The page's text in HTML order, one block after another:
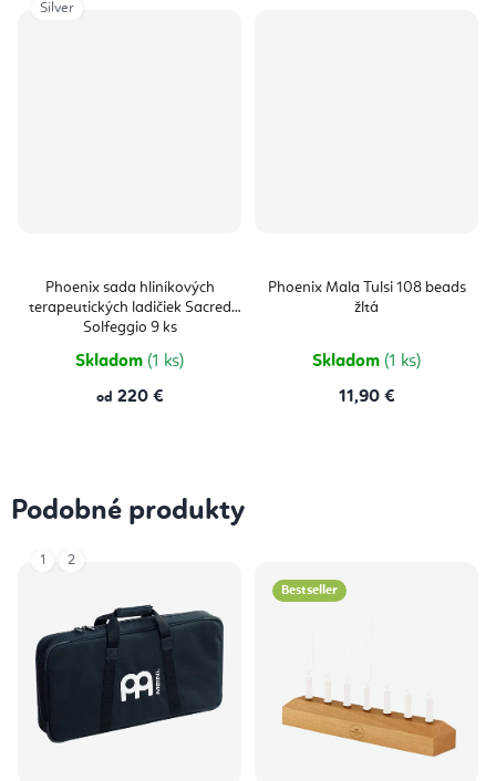
Phoenix sada hliníkových
terapeutických ladičiek Sacred
Solfeggio 9 ks
Skladom (1 ks)
od 220 €
Silver
Phoenix Mala Tulsi 108 beads
žltá
Skladom (1 ks)
11,90 €
Podobné produkty
1 2
Bestseller